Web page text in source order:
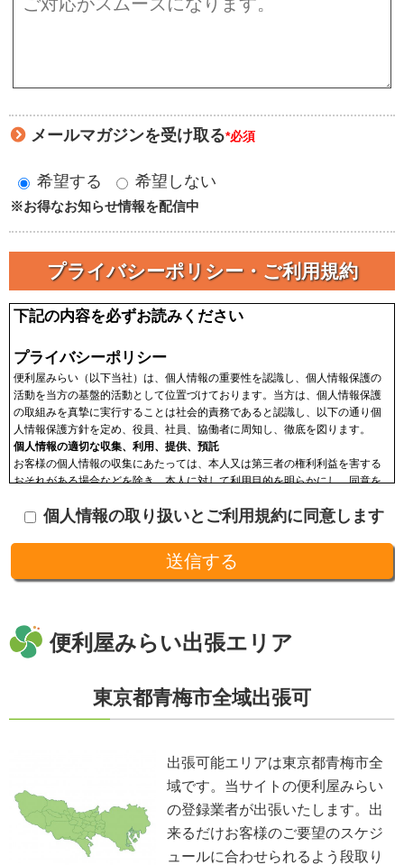
メールマガジンを受け取る*必須
希望する 希望しない
※お得なお知らせ情報を配信中
プライバシーポリシー・ご利用規約
下記の内容を必ずお読みください
プライバシーポリシー
便利屋みらい（以下当社）は、個人情報の重要性を認識し、個人情報保護の
活動を当方の基盤的活動として位置づけております。当方は、個人情報保護
の取組みを真摯に実行することは社会的責務であると認識し、以下の通り個
人情報保護方針を定め、役員、社員、協働者に周知し、徹底を図ります。
個人情報の適切な収集、利用、提供、預託
お客様の個人情報の収集にあたっては、本人又は第三者の権利利益を害する
おそれがある場合などを除き、本人に対して利用目的を明らかにし、同意を
範囲を限定し、適切に取り扱います。収集した個人情報は、法令に基づく命
十分な個人情報保護の水準を備える者を選び、また、契約等によって保護水
準を守るよう定めた上で、指導・管理を実施し、適切に取り扱います。
す。個人情報の滅失、き損、漏えいおよび不正アクセスなどの予防ならびに
是正。当方は、お客様の個人情報を厳格に管理し、滅失、き損、漏えいや不
情報の取扱いと運用に関する具体的ルールを定め、責任者を設けます。
個人情報に関する法令およびその他の規範の遵守
当社の役員、社員、協働者は、個人情報保護や通信の秘密に関する法令やガ
人情報保護が効果的に実施されるよう、個人情報保護方針および社内規程類
個人情報の取扱いに関する問い合わせおよび相談窓口
当方所定の窓口にて、合理的な範囲で対応いたします。
[お問い合わせ先]
便利屋みらい
お問い合わせ方法：
メールフォーム
個人情報の取り扱いとご利用規約に同意します
便利屋みらい出張エリア
東京都青梅市全域出張可
出張可能エリアは東京都青梅市全
域です。当サイトの便利屋みらい
の登録業者が出張いたします。出
来るだけお客様のご要望のスケジ
ュールに合わせられるよう段取り